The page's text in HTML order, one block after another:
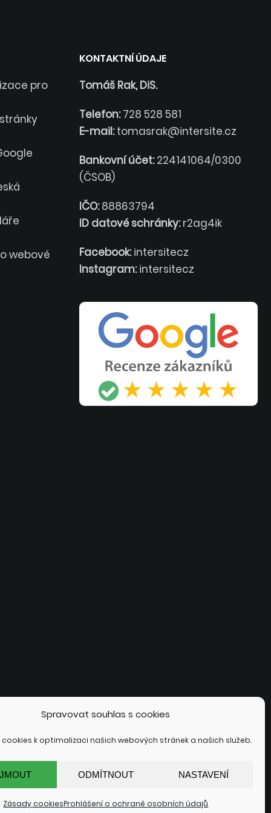
Spravovat souhlas s cookies
cookies k optimalizaci našich webových stránek a našich služeb.
ODMÍTNOUT NASTAVENÍ
Zásady cookiesProhlášení o ochraně osobních údajů
pro
webové
KONTAKTNÍ ÚDAJE
Tomáš Rak, DiS.
Telefon: 728 528 581
E-mail: tomasrak@intersite.cz
Bankovní účet:224141064/0300
(ČSOB)
IČO:88863794
ID datové schránky:r2ag4ik
Facebook: intersitecz
Instagram: intersitecz